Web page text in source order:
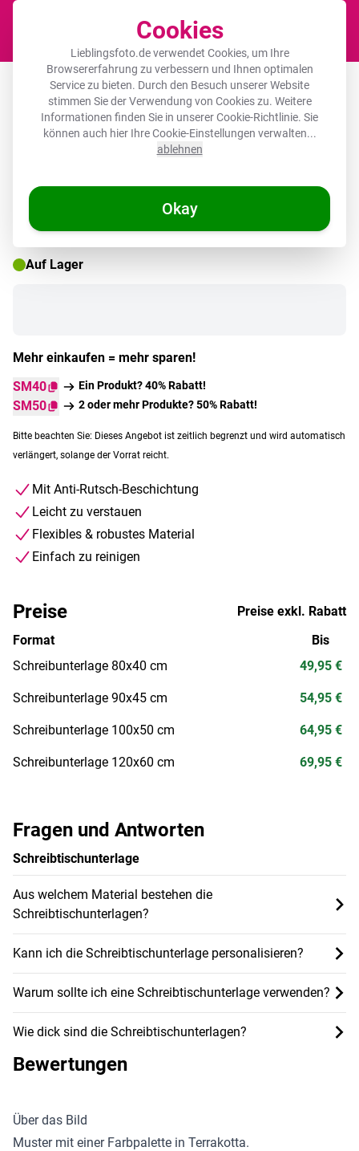
Cookies
Lieblingsfoto.de verwendet Cookies, um Ihre
Browsererfahrung zu verbessern und Ihnen optimalen
Service zu bieten. Durch den Besuch unserer Website
stimmen Sie der Verwendung von Cookies zu. Weitere
Informationen finden Sie in unsererCookie-Richtlinie. Sie
können auch hier Ihre Cookie-Einstellungen verwalten...
ablehnen
Okay
Schreibtischunterlage - Terrakotta -
Braun - Palette - Unifarben - Farben -
Farbe
Auf Lager
Mehr einkaufen = mehr sparen!
SM40
Ein Produkt? 40% Rabatt!
SM50 2 oder mehr Produkte? 50% Rabatt!
Bitte beachten Sie: Dieses Angebot ist zeitlich begrenzt und wird automatisch
verlängert, solange der Vorrat reicht.
Mit Anti-Rutsch-Beschichtung
Leicht zu verstauen
Flexibles & robustes Material
Einfach zu reinigen
Fragen und Antworten
Schreibtischunterlage
Aus welchem Material bestehen die
Schreibtischunterlagen?
Kann ich die Schreibtischunterlage personalisieren?
Warum sollte ich eine Schreibtischunterlage verwenden?
Wie dick sind die Schreibtischunterlagen?
Preise
Preise exkl. Rabatt
Format
Schreibunterlage 80x40 cm
Schreibunterlage 90x45 cm
Schreibunterlage 100x50 cm
Schreibunterlage 120x60 cm
Bis
49,95 €
54,95 €
64,95 €
69,95 €
Bewertungen
Über das Bild
Muster mit einer Farbpalette in Terrakotta.